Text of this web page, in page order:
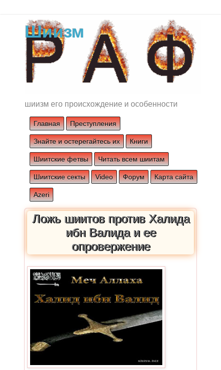
Шиизм
шиизм его происхождение и особенности
Главная Преступления
Знайте и остерегайтесь их Книги
Шиитские фетвы Читать всем шиитам
Шиитские секты Video Форум Карта сайта
Azeri
Ложь шиитов против Халида
ибн Валида и ее
опровержение